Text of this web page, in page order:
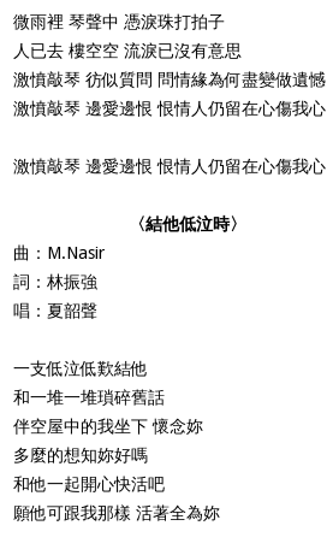
微雨裡 琴聲中 憑淚珠打拍子
人已去 樓空空 流淚已沒有意思
激憤敲琴 彷似質問 問情緣為何盡變做遺憾
激憤敲琴 邊愛邊恨 恨情人仍留在心傷我心
激憤敲琴 邊愛邊恨 恨情人仍留在心傷我心
〈結他低泣時〉
曲：M.Nasir
詞：林振強
唱：夏韶聲
一支低泣低歎結他
和一堆一堆瑣碎舊話
伴空屋中的我坐下 懷念妳
多麼的想知妳好嗎
和他一起開心快活吧
願他可跟我那樣 活著全為妳